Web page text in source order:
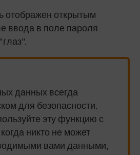
отображен открытым
ввода в поле пароля
данных всегда
для безопасности.
эту функцию с
никто не может
вами данными,